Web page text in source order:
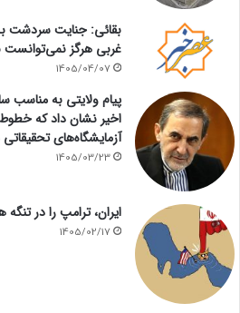
بقائی: جنایت سردشت
غربی هرگز نمی‌توانست
1405/04/07
پیام ولایتی به
اخیر نشان داد که
آزمایشگاه‌های
1405/03/23
ایران، ترامپ را در
1405/02/17